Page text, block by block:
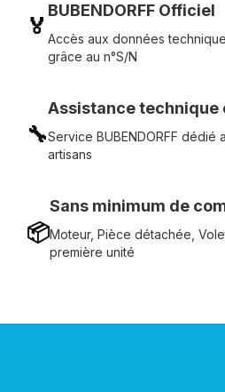
🏅
BUBENDORFF Officiel
Accès aux données
grâce au n°S/N
🔧
Assistance technique
Service BUBENDORFF
artisans
📦
Sans minimum de
Moteur, Pièce détachée,
première unité